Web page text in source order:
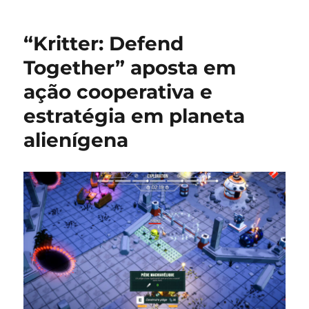
ganha
trailer
mostrando
ação
cooperativa
“Kritter: Defend
Together” aposta em
ação cooperativa e
estratégia em planeta
alienígena